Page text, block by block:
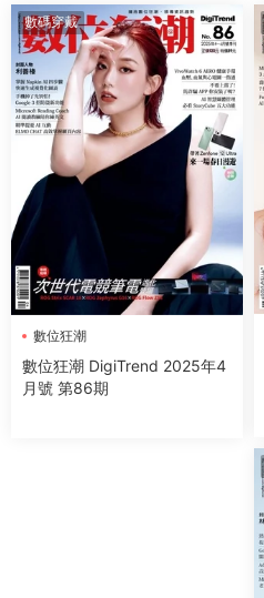
數碼穿戴
數位狂潮
數位狂潮 DigiTrend 2025年4
月號 第86期